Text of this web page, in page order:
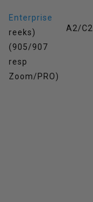
Enterprise
reeks)
(905/907
resp
Zoom/PRO)
A2/C2